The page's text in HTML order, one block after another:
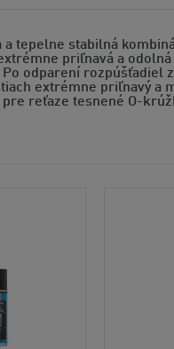
a tepelne stabilná
priľnavá a
odparení rozpúšťadiel
extrémne priľnavý a
reťaze tesnené O-